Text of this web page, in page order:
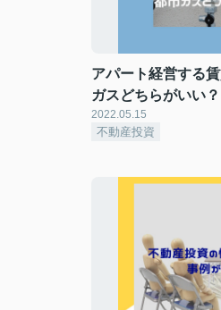
アパート経営する
ガスどちらがいい？
2022.05.15
不動産投資